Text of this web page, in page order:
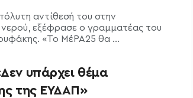
αντίθεσή του στην
νερού, εξέφρασε ο γραμματέας του
«Το ΜέΡΑ25 θα ...
υπάρχει θέμα
της ΕΥΔΑΠ»